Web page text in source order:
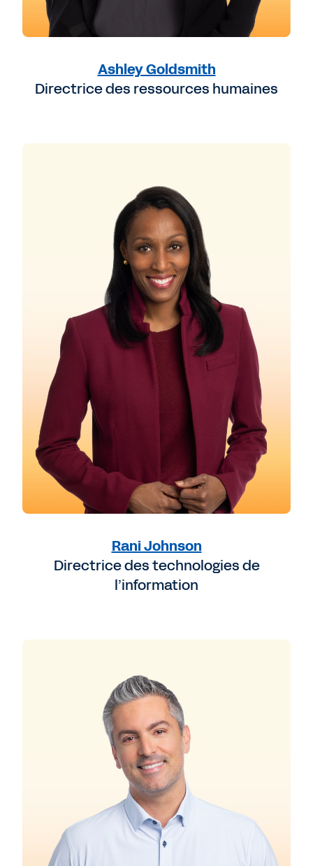
Ashley Goldsmith
Directrice des ressources humaines
Rani Johnson
Directrice des technologies de
l’information